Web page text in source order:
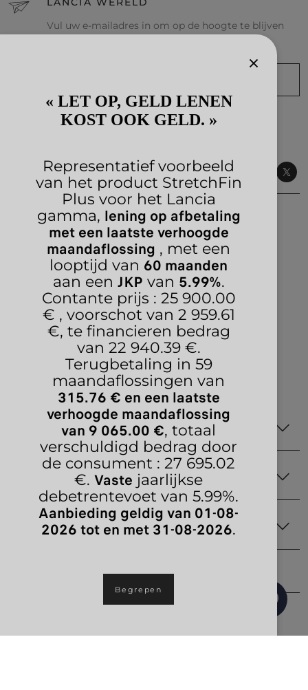
Vul uw e-mailadres in om op de hoogte te blijven
van alle evenementen en nieuwtjes van Lancia.
« LET OP, GELD LENEN
KOST OOK GELD. »
Begrepen
Representatief voorbeeld
van het product StretchFin
Plus voor het Lancia
gamma, lening op afbetaling
met een laatste verhoogde
maandaflossing , met een
looptijd van 60 maanden
aan een JKP van 5.99%.
Contante prijs : 25 900.00
€ , voorschot van 2 959.61
€, te financieren bedrag
van 22 940.39 €.
Terugbetaling in 59
maandaflossingen van
315.76 € en een laatste
verhoogde maandaflossing
van 9 065.00 €, totaal
verschuldigd bedrag door
de consument : 27 695.02
€.Vaste jaarlijkse
debetrentevoet van 5.99%.
Aanbieding geldig van 01-08-
2026 tot en met 31-08-2026.
Volg ons
NEEM CONTACT OP MET EEN EXPERT
CONFIGUREREN
VIND EEN VERKOOPPUNT
VRAAG EEN OFFERTE
BOEK EEN TESTRIT
YPSILON ELECTRIC
YPSILON HYBRID
YPSILON HF LINE
YPSILON HF 280
DOWNLOAD DE PRIJSLIJST
ELEKTRISCHE MOBILITEIT
HET ELEKTRISCHE VOORDEEL
ADVANTAGES OF HYBRID
AANKOOPGIDS
ONDERHOUD & SERVICES